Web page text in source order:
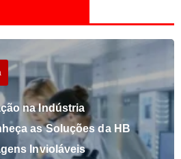
na Indústria
as Soluções da HB
Invioláveis